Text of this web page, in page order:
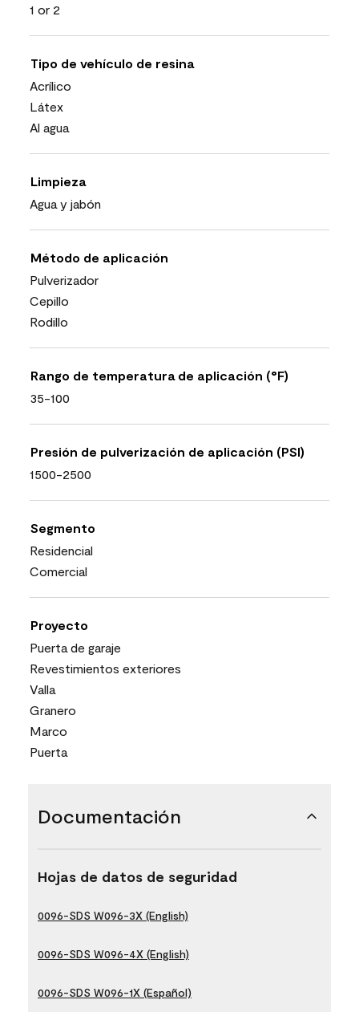
1 or 2
Tipo de vehículo de resina
Acrílico
Látex
Al agua
Limpieza
Agua y jabón
Método de aplicación
Pulverizador
Cepillo
Rodillo
Rango de temperatura de aplicación (°F)
35-100
Presión de pulverización de aplicación (PSI)
1500-2500
Segmento
Residencial
Comercial
Proyecto
Puerta de garaje
Revestimientos exteriores
Valla
Granero
Marco
Puerta
Documentación
Hojas de datos de seguridad
0096-SDS W096-3X (English)
0096-SDS W096-4X (English)
0096-SDS W096-1X (Español)